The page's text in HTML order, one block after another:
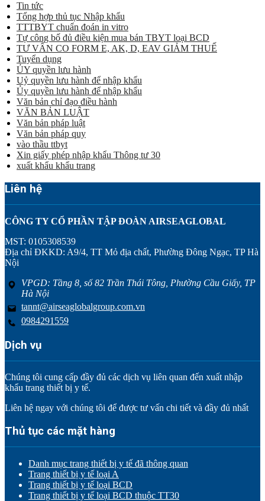
Tin tức
Tổng hợp thủ tục Nhập khẩu
TTTBYT chuẩn đoán in vitro
Tự công bố đủ điều kiện mua bán TBYT loại BCD
TƯ VẤN CO FORM E, AK, D, EAV GIẢM THUẾ
Tuyển dụng
ỦY quyền lưu hành
Uỷ quyền lưu hành để nhập khẩu
Ủy quyền lưu hành để nhập khẩu
Văn bản chỉ đạo điều hành
VĂN BẢN LUẬT
Văn bản pháp luật
Văn bản pháp quy
vào thầu ttbyt
Xin giấy phép nhập khẩu Thông tư 30
xuất khẩu khẩu trang
Liên hệ
CÔNG TY CỔ PHẦN TẬP ĐOÀN AIRSEAGLOBAL
MST: 0105308539
Địa chỉ ĐKKD: A9/4, TT Mỏ địa chất, Phường Đông Ngạc, TP Hà
Nội
VPGD: Tầng 8, số 82 Trần Thái Tông, Phường Cầu Giấy, TP
Hà Nội
tannt@airseaglobalgroup.com.vn
0984291559
Dịch vụ
Chúng tôi cung cấp đầy đủ các dịch vụ liên quan đến xuất nhập
khẩu trang thiết bị y tế.
Liên hệ ngay với chúng tôi để được tư vấn chi tiết và đầy đủ nhất
Thủ tục các mặt hàng
Danh mục trang thiết bị y tế đã thông quan
Trang thiết bị y tế loại A
Trang thiết bị y tế loại BCD
Trang thiết bị y tế loại BCD thuộc TT30